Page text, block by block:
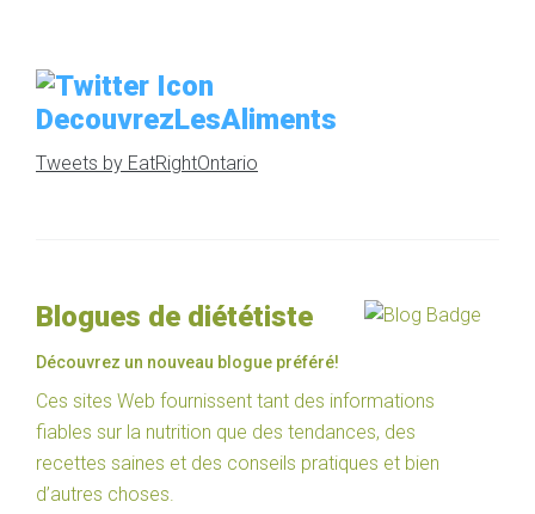
DecouvrezLesAliments
Tweets by EatRightOntario
Blogues de diététiste
Découvrez un nouveau blogue préféré!
Ces sites Web fournissent tant des informations
fiables sur la nutrition que des tendances, des
recettes saines et des conseils pratiques et bien
d’autres choses.